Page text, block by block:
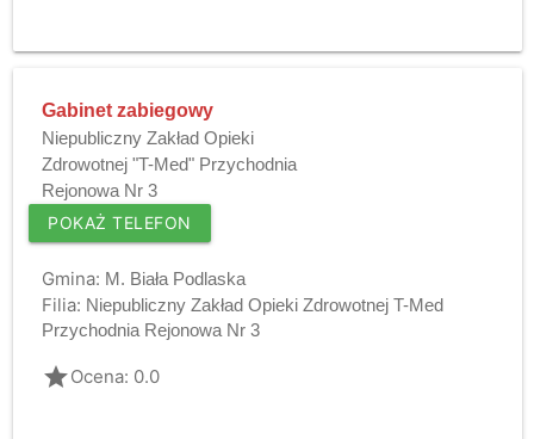
Gabinet zabiegowy
Niepubliczny Zakład Opieki
Zdrowotnej "T-Med" Przychodnia
Rejonowa Nr 3
POKAŻ TELEFON
Gmina: M. Biała Podlaska
Filia: Niepubliczny Zakład Opieki Zdrowotnej T-Med
Przychodnia Rejonowa Nr 3
gradeOcena: 0.0